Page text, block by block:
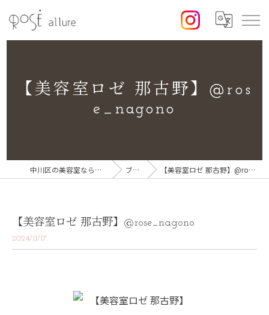
【美容室ロゼ 那古野】@ros
e_nagono
中川区の美容室なら美容室ロゼ ブログ 【美容室ロゼ 那古野】@rose_nagono
【美容室ロゼ 那古野】@rose_nagono
2024/11/17